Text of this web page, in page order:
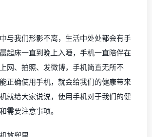
与我们形影不离，生活中处处都会有手
起床一直到晚上入睡，手机一直陪伴在
网、拍照、发微博，手机简直无所不
正确使用手机，就会给我们的健康带来
就给大家说说，使用手机对于我们的健
需要注意事项。